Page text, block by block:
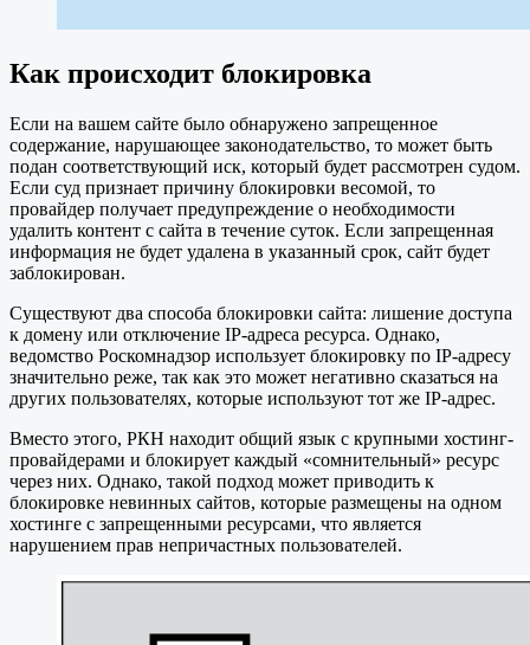
Как происходит блокировка
Если на вашем сайте было обнаружено запрещенное
содержание, нарушающее законодательство, то может быть
подан соответствующий иск, который будет рассмотрен судом.
Если суд признает причину блокировки весомой, то
провайдер получает предупреждение о необходимости
удалить контент с сайта в течение суток. Если запрещенная
информация не будет удалена в указанный срок, сайт будет
заблокирован.
Существуют два способа блокировки сайта: лишение доступа
к домену или отключение IP-адреса ресурса. Однако,
ведомство Роскомнадзор использует блокировку по IP-адресу
значительно реже, так как это может негативно сказаться на
других пользователях, которые используют тот же IP-адрес.
Вместо этого, РКН находит общий язык с крупными хостинг-
провайдерами и блокирует каждый «сомнительный» ресурс
через них. Однако, такой подход может приводить к
блокировке невинных сайтов, которые размещены на одном
хостинге с запрещенными ресурсами, что является
нарушением прав непричастных пользователей.